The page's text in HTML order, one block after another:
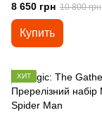
8 650 грн 10 800 грн
Купить
ХИТ